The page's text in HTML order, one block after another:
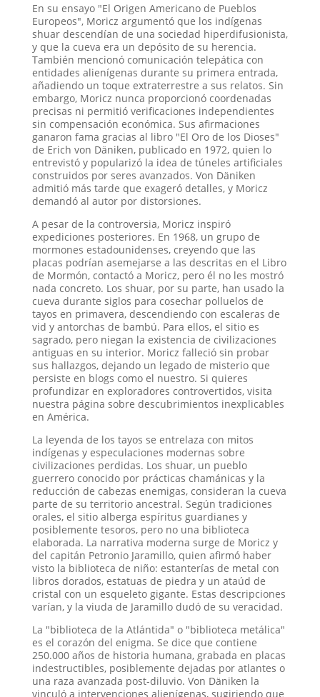
En su ensayo "El Origen Americano de Pueblos
Europeos", Moricz argumentó que los indígenas
shuar descendían de una sociedad hiperdifusionista,
y que la cueva era un depósito de su herencia.
También mencionó comunicación telepática con
entidades alienígenas durante su primera entrada,
añadiendo un toque extraterrestre a sus relatos. Sin
embargo, Moricz nunca proporcionó coordenadas
precisas ni permitió verificaciones independientes
sin compensación económica. Sus afirmaciones
ganaron fama gracias al libro "El Oro de los Dioses"
de Erich von Däniken, publicado en 1972, quien lo
entrevistó y popularizó la idea de túneles artificiales
construidos por seres avanzados. Von Däniken
admitió más tarde que exageró detalles, y Moricz
demandó al autor por distorsiones.
A pesar de la controversia, Moricz inspiró
expediciones posteriores. En 1968, un grupo de
mormones estadounidenses, creyendo que las
placas podrían asemejarse a las descritas en el Libro
de Mormón, contactó a Moricz, pero él no les mostró
nada concreto. Los shuar, por su parte, han usado la
cueva durante siglos para cosechar polluelos de
tayos en primavera, descendiendo con escaleras de
vid y antorchas de bambú. Para ellos, el sitio es
sagrado, pero niegan la existencia de civilizaciones
antiguas en su interior. Moricz falleció sin probar
sus hallazgos, dejando un legado de misterio que
persiste en blogs como el nuestro. Si quieres
profundizar en exploradores controvertidos, visita
nuestra página sobre descubrimientos inexplicables
en América.
La leyenda de los tayos se entrelaza con mitos
indígenas y especulaciones modernas sobre
civilizaciones perdidas. Los shuar, un pueblo
guerrero conocido por prácticas chamánicas y la
reducción de cabezas enemigas, consideran la cueva
parte de su territorio ancestral. Según tradiciones
orales, el sitio alberga espíritus guardianes y
posiblemente tesoros, pero no una biblioteca
elaborada. La narrativa moderna surge de Moricz y
del capitán Petronio Jaramillo, quien afirmó haber
visto la biblioteca de niño: estanterías de metal con
libros dorados, estatuas de piedra y un ataúd de
cristal con un esqueleto gigante. Estas descripciones
varían, y la viuda de Jaramillo dudó de su veracidad.
La "biblioteca de la Atlántida" o "biblioteca metálica"
es el corazón del enigma. Se dice que contiene
250.000 años de historia humana, grabada en placas
indestructibles, posiblemente dejadas por atlantes o
una raza avanzada post-diluvio. Von Däniken la
vinculó a intervenciones alienígenas, sugiriendo que